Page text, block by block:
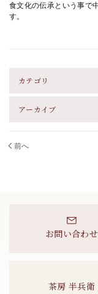
食文化の伝承という事で
す。
カテゴリ
アーカイブ
前へ
お問い合わせ
茶房 半兵衛